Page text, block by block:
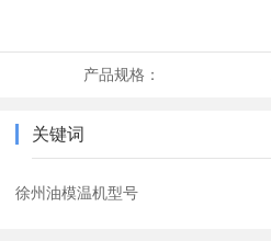
产品规格：
关键词
徐州油模温机型号